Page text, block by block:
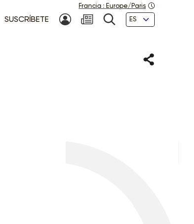
SUSCRÍBETE MI CUENTANEWSLETTER
BÚSQUEDA
Idiomas
Francia : Europe/Paris
Compartir